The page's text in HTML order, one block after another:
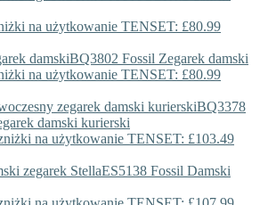
na użytkowanie TENSET: £80.99
BQ3802 Fossil Zegarek damski
na użytkowanie TENSET: £80.99
BQ3378
damski kurierski
na użytkowanie TENSET: £103.49
ES5138 Fossil Damski